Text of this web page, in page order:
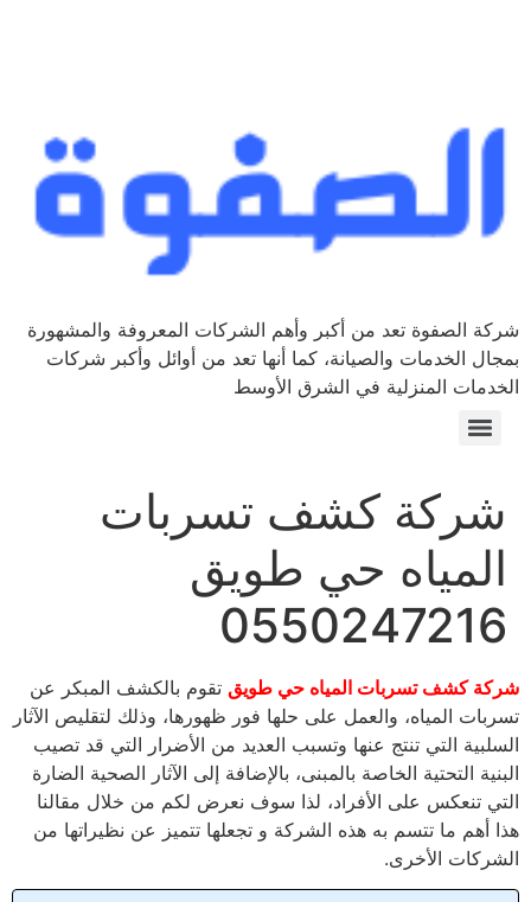
شركة الصفوة تعد من أكبر وأهم الشركات المعروفة والمشهورة
بمجال الخدمات والصيانة، كما أنها تعد من أوائل وأكبر شركات
الخدمات المنزلية في الشرق الأوسط
شركة كشف تسربات
المياه حي طويق
0550247216
شركة كشف تسربات المياه حي طويق تقوم بالكشف المبكر عن
تسربات المياه، والعمل على حلها فور ظهورها، وذلك لتقليص الآثار
السلبية التي تنتج عنها وتسبب العديد من الأضرار التي قد تصيب
البنية التحتية الخاصة بالمبنى، بالإضافة إلى الآثار الصحية الضارة
التي تنعكس على الأفراد، لذا سوف نعرض لكم من خلال مقالنا
هذا أهم ما تتسم به هذه الشركة و تجعلها تتميز عن نظيراتها من
الشركات الأخرى.